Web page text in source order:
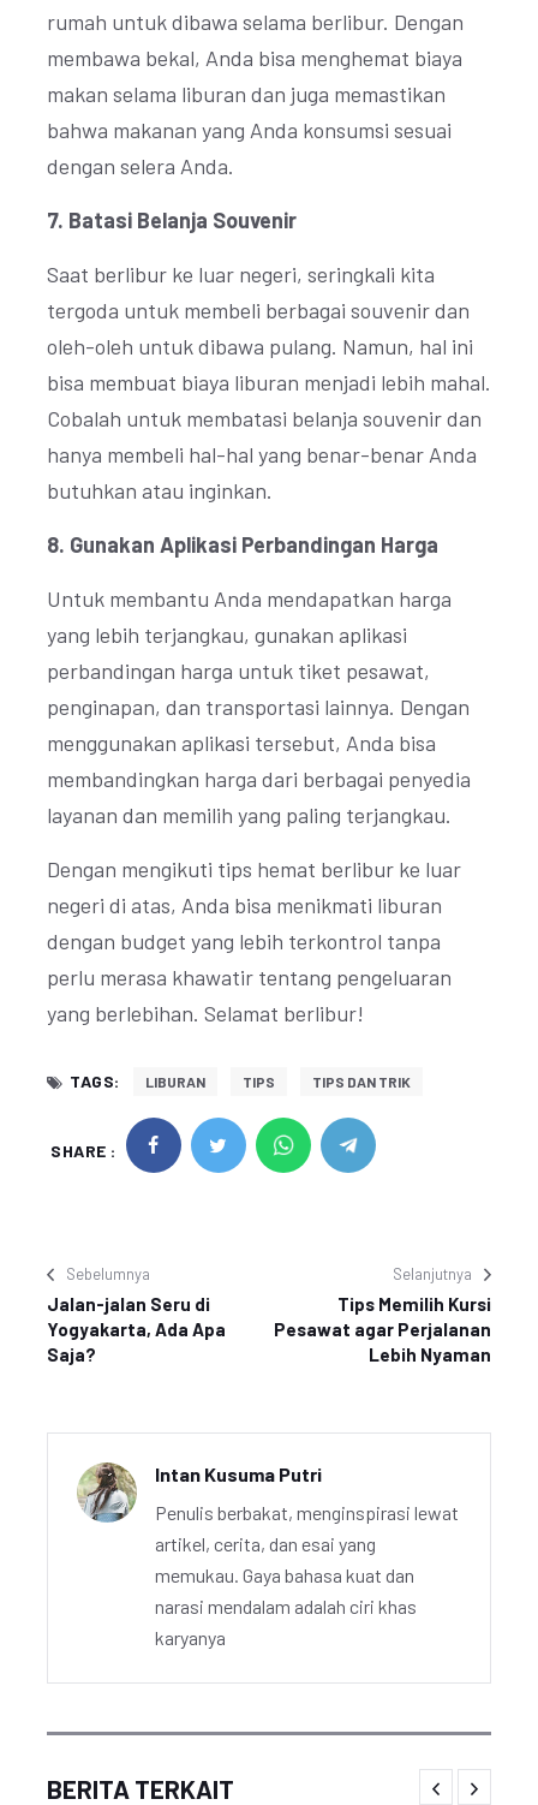
rumah untuk dibawa selama berlibur. Dengan
membawa bekal, Anda bisa menghemat biaya
makan selama liburan dan juga memastikan
bahwa makanan yang Anda konsumsi sesuai
dengan selera Anda.
7. Batasi Belanja Souvenir
Saat berlibur ke luar negeri, seringkali kita
tergoda untuk membeli berbagai souvenir dan
oleh-oleh untuk dibawa pulang. Namun, hal ini
bisa membuat biaya liburan menjadi lebih mahal.
Cobalah untuk membatasi belanja souvenir dan
hanya membeli hal-hal yang benar-benar Anda
butuhkan atau inginkan.
8. Gunakan Aplikasi Perbandingan Harga
Untuk membantu Anda mendapatkan harga
yang lebih terjangkau, gunakan aplikasi
perbandingan harga untuk tiket pesawat,
penginapan, dan transportasi lainnya. Dengan
menggunakan aplikasi tersebut, Anda bisa
membandingkan harga dari berbagai penyedia
layanan dan memilih yang paling terjangkau.
Dengan mengikuti tips hemat berlibur ke luar
negeri di atas, Anda bisa menikmati liburan
dengan budget yang lebih terkontrol tanpa
perlu merasa khawatir tentang pengeluaran
yang berlebihan. Selamat berlibur!
TAGS: LIBURAN TIPS TIPS DAN TRIK
SHARE :
Sebelumnya
Jalan-jalan Seru di
Yogyakarta, Ada Apa
Saja?
Selanjutnya
Tips Memilih Kursi
Pesawat agar Perjalanan
Lebih Nyaman
Intan Kusuma Putri
Penulis berbakat, menginspirasi lewat
artikel, cerita, dan esai yang
memukau. Gaya bahasa kuat dan
narasi mendalam adalah ciri khas
karyanya
BERITA TERKAIT